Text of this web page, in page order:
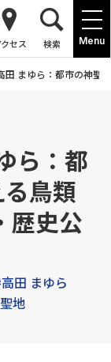
Menu
セス 検索
田 まゆら：都市の神聖
ら：都
鳥類
歴史公
田 まゆら
地